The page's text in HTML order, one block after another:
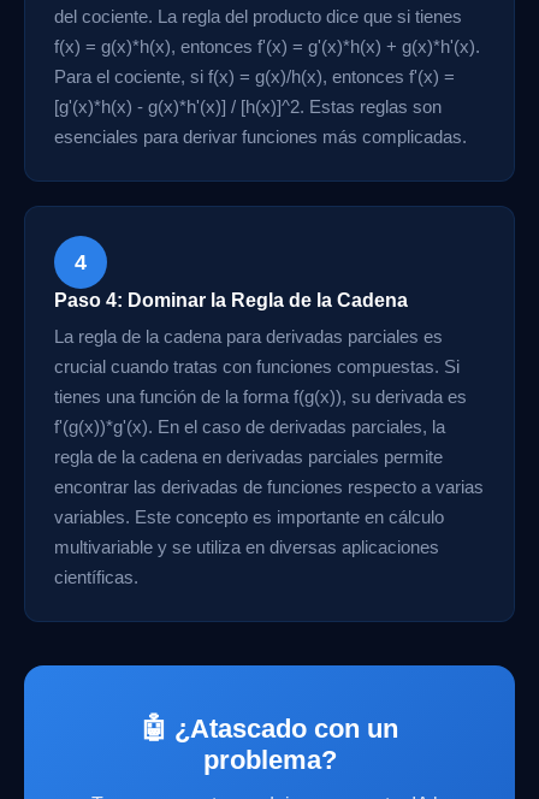
del cociente. La regla del producto dice que si tienes
f(x) = g(x)*h(x), entonces f'(x) = g'(x)*h(x) + g(x)*h'(x).
Para el cociente, si f(x) = g(x)/h(x), entonces f'(x) =
[g'(x)*h(x) - g(x)*h'(x)] / [h(x)]^2. Estas reglas son
esenciales para derivar funciones más complicadas.
4
Paso 4: Dominar la Regla de la Cadena
La regla de la cadena para derivadas parciales es
crucial cuando tratas con funciones compuestas. Si
tienes una función de la forma f(g(x)), su derivada es
f'(g(x))*g'(x). En el caso de derivadas parciales, la
regla de la cadena en derivadas parciales permite
encontrar las derivadas de funciones respecto a varias
variables. Este concepto es importante en cálculo
multivariable y se utiliza en diversas aplicaciones
científicas.
🤖 ¿Atascado con un
problema?